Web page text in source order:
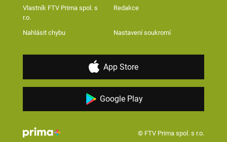
Vlastník FTV Prima spol. s
r.o.
Redakce
Nahlásit chybu Nastavení soukromí
App Store
Google Play
© FTV Prima spol. s r.o.